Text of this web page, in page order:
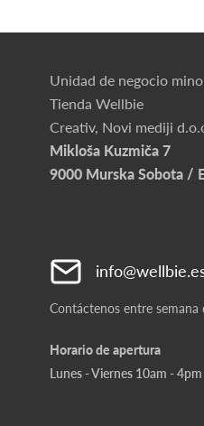
Unidad de negocio
Tienda Wellbie
Creativ, Novi mediji
Mikloša Kuzmiča 7
9000 Murska Sobota /
Contáctenos entre semana
Horario de apertura
Lunes - Viernes 10am - 4pm